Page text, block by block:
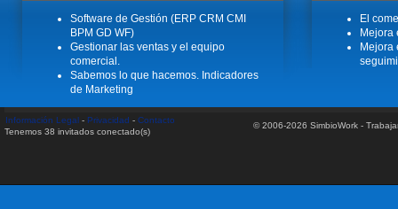
Software de Gestión (ERP CRM CMI
BPM GD WF)
Gestionar las ventas y el equipo
comercial.
Sabemos lo que hacemos. Indicadores
de Marketing
El
Mejora
Mejora
Información Legal - Privacidad - Contacto
Tenemos 38 invitados conectado(s)
© 2006-2026 SimbioWork -